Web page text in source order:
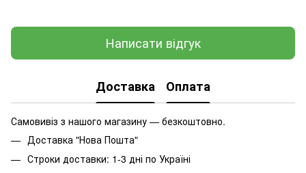
Написати відгук
Доставка Оплата
Самовивіз з нашого магазину — безкоштовно.
Доставка "Нова Пошта"
Строки доставки: 1-3 дні по Україні